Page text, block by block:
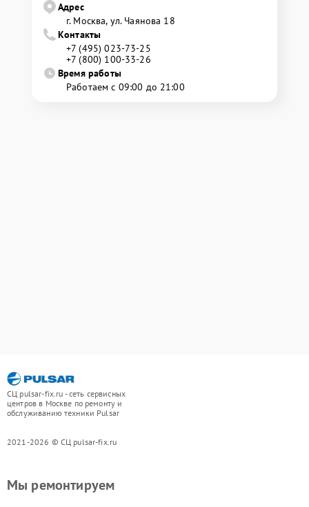
Адрес
г. Москва, ул. Чаянова 18
Контакты
+7 (495) 023-73-25
+7 (800) 100-33-26
Время работы
Работаем с 09:00 до 21:00
СЦ pulsar-fix.ru - сеть сервисных
центров в Москве по ремонту и
обслуживанию техники Pulsar
2021-2026 © СЦ pulsar-fix.ru
Мы ремонтируем